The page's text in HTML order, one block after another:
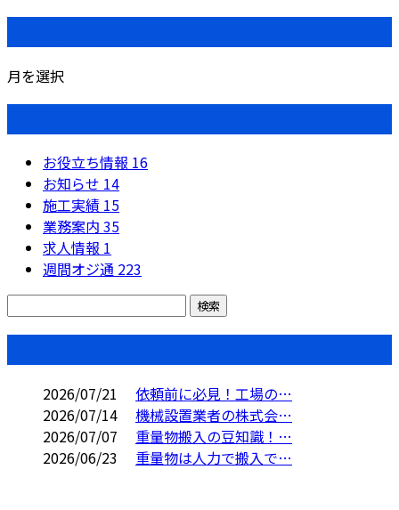
月を選択
お役立ち情報 16
お知らせ 14
施工実績 15
業務案内 35
求人情報 1
週間オジ通 223
2026/07/21
依頼前に必見！工場の…
2026/07/14
機械設置業者の株式会…
2026/07/07
重量物搬入の豆知識！…
2026/06/23
重量物は人力で搬入で…